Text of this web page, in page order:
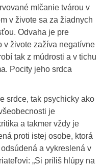
mlčanie tvárou v
v živote sa za žiadnych
Odvaha je pre
v živote zažíva negatívne
tak z múdrosti a v tichu
Pocity jeho srdca
srdce, tak psychicky ako
je
a takmer vždy je
proti istej osobe, ktorá
a vykreslená v
„Si príliš hlúpy na